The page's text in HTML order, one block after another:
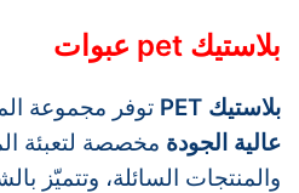
عبوات pet بلاستيك
توفر مجموعة
عالية الجودة مخصصة لتعبئة
والمنتجات السائلة، وتتميّز